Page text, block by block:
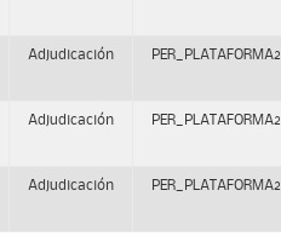
Adjudicación PER_PLATAFORMA2
Adjudicación PER_PLATAFORMA2
Adjudicación PER_PLATAFORMA2